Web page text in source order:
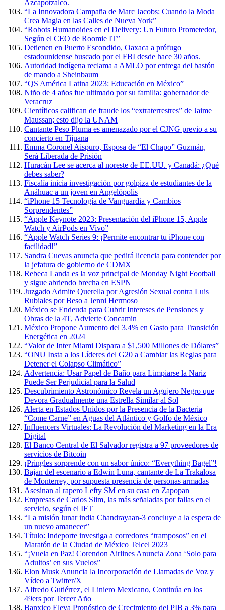
Azcapotzalco.
“La Innovadora Campaña de Marc Jacobs: Cuando la Moda
Crea Magia en las Calles de Nueva York”
“Robots Humanoides en el Delivery: Un Futuro Prometedor,
Según el CEO de Roomie IT”
Detienen en Puerto Escondido, Oaxaca a prófugo
estadounidense buscado por el FBI desde hace 30 años.
Autoridad indígena reclama a AMLO por entrega del bastón
de mando a Sheinbaum
“QS América Latina 2023: Educación en México”
Niño de 4 años fue ultimado por su familia: gobernador de
Veracruz
Científicos califican de fraude los “extraterrestres” de Jaime
Maussan; esto dijo la UNAM
Cantante Peso Pluma es amenazado por el CJNG previo a su
concierto en Tijuana
Emma Coronel Aispuro, Esposa de “El Chapo” Guzmán,
Será Liberada de Prisión
Huracán Lee se acerca al noreste de EE.UU. y Canadá: ¿Qué
debes saber?
Fiscalía inicia investigación por golpiza de estudiantes de la
Anáhuac a un joven en Angelópolis
“iPhone 15 Tecnología de Vanguardia y Cambios
Sorprendentes”
“Apple Keynote 2023: Presentación del iPhone 15, Apple
Watch y AirPods en Vivo”
“Apple Watch Series 9: ¡Permite encontrar tu iPhone con
facilidad!”
Sandra Cuevas anuncia que pedirá licencia para contender por
la jefatura de gobierno de CDMX
Rebeca Landa es la voz principal de Monday Night Football
y sigue abriendo brecha en ESPN
Juzgado Admite Querella por Agresión Sexual contra Luis
Rubiales por Beso a Jenni Hermoso
México se Endeuda para Cubrir Intereses de Pensiones y
Obras de la 4T, Advierte Concamin
México Propone Aumento del 3.4% en Gasto para Transición
Energética en 2024
“Valor de Inter Miami Dispara a $1,500 Millones de Dólares”
“ONU Insta a los Líderes del G20 a Cambiar las Reglas para
Detener el Colapso Climático”
Advertencia: Usar Papel de Baño para Limpiarse la Nariz
Puede Ser Perjudicial para la Salud
Descubrimiento Astronómico Revela un Agujero Negro que
Devora Gradualmente una Estrella Similar al Sol
Alerta en Estados Unidos por la Presencia de la Bacteria
“Come Carne” en Aguas del Atlántico y Golfo de México
Influencers Virtuales: La Revolución del Marketing en la Era
Digital
El Banco Central de El Salvador registra a 97 proveedores de
servicios de Bitcoin
¡Pringles sorprende con un sabor único: “Everything Bagel”!
Bajan del escenario a Edwin Luna, cantante de La Trakalosa
de Monterrey, por supuesta presencia de personas armadas
Asesinan al rapero Lefty SM en su casa en Zapopan
Empresas de Carlos Slim, las más señaladas por fallas en el
servicio, según el IFT
“La misión lunar india Chandrayaan-3 concluye a la espera de
un nuevo amanecer”
Título: Indeporte investiga a corredores “tramposos” en el
Maratón de la Ciudad de México Telcel 2023
“¡Vuela en Paz! Corendon Airlines Anuncia Zona ‘Solo para
Adultos’ en sus Vuelos”
Elon Musk Anuncia la Incorporación de Llamadas de Voz y
Vídeo a Twitter/X
Alfredo Gutiérrez, el Liniero Mexicano, Continúa en los
49ers por Tercer Año
Banxico Eleva Pronóstico de Crecimiento del PIB a 3% para